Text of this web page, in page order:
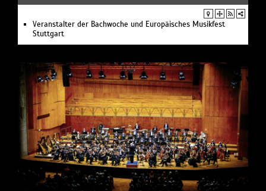
Veranstalter der Bachwoche und Europäisches Musikfest
Stuttgart